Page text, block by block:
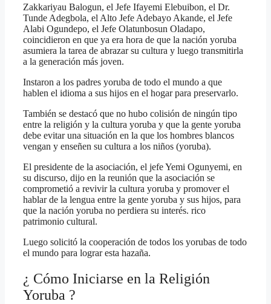
Zakkariyau Balogun, el Jefe Ifayemi Elebuibon, el Dr.
Tunde Adegbola, el Alto Jefe Adebayo Akande, el Jefe
Alabi Ogundepo, el Jefe Olatunbosun Oladapo,
coincidieron en que ya era hora de que la nación yoruba
asumiera la tarea de abrazar su cultura y luego transmitirla
a la generación más joven.
Instaron a los padres yoruba de todo el mundo a que
hablen el idioma a sus hijos en el hogar para preservarlo.
También se destacó que no hubo colisión de ningún tipo
entre la religión y la cultura yoruba y que la gente yoruba
debe evitar una situación en la que los hombres blancos
vengan y enseñen su cultura a los niños (yoruba).
El presidente de la asociación, el jefe Yemi Ogunyemi, en
su discurso, dijo en la reunión que la asociación se
comprometió a revivir la cultura yoruba y promover el
hablar de la lengua entre la gente yoruba y sus hijos, para
que la nación yoruba no perdiera su interés. rico
patrimonio cultural.
Luego solicitó la cooperación de todos los yorubas de todo
el mundo para lograr esta hazaña.
¿ Cómo Iniciarse en la Religión
Yoruba ?